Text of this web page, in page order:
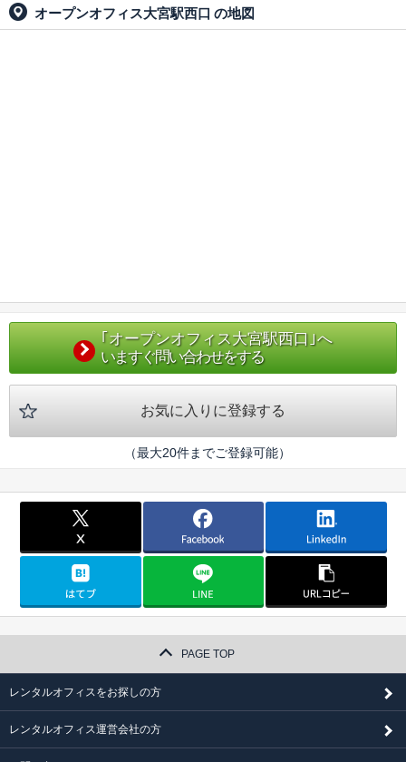
オープンオフィス大宮駅西口 の地図
｢オープンオフィス大宮駅西口｣へ
いますぐ問い合わせをする
お気に入りに登録する
（最大20件までご登録可能）
PAGE TOP
レンタルオフィスをお探しの方
レンタルオフィス運営会社の方